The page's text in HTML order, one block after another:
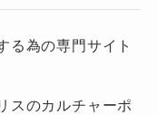
る為の専門サイト
スのカルチャーポ